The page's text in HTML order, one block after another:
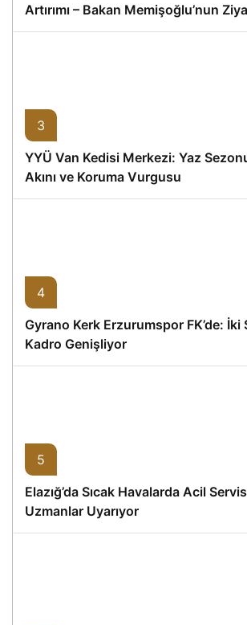
Artırımı – Bakan Memişoğlu’nun
3
YYÜ Van Kedisi Merkezi: Yaz
Akını ve Koruma Vurgusu
4
Gyrano Kerk Erzurumspor FK’de: İki
Kadro Genişliyor
5
Elazığ’da Sıcak Havalarda Acil
Uzmanlar Uyarıyor